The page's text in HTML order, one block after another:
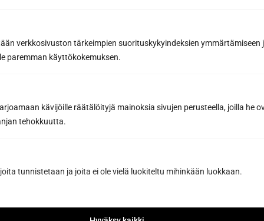
verkkosivuston tärkeimpien suorituskykyindeksien ymmärtämiseen
paremman käyttökokemuksen.
kävijöille räätälöityjä mainoksia sivujen perusteella, joilla he
tehokkuutta.
tunnistetaan ja joita ei ole vielä luokiteltu mihinkään luokkaan.
Har du redan ritat din drömbastu
Designa din bastu